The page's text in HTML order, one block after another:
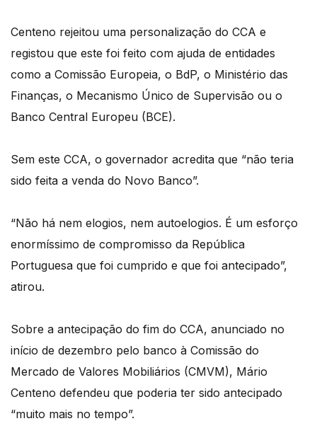
Centeno rejeitou uma personalização do CCA e
registou que este foi feito com ajuda de entidades
como a Comissão Europeia, o BdP, o Ministério das
Finanças, o Mecanismo Único de Supervisão ou o
Banco Central Europeu (BCE).
Sem este CCA, o governador acredita que “não teria
sido feita a venda do Novo Banco”.
“Não há nem elogios, nem autoelogios. É um esforço
enormíssimo de compromisso da República
Portuguesa que foi cumprido e que foi antecipado”,
atirou.
Sobre a antecipação do fim do CCA, anunciado no
início de dezembro pelo banco à Comissão do
Mercado de Valores Mobiliários (CMVM), Mário
Centeno defendeu que poderia ter sido antecipado
“muito mais no tempo”.